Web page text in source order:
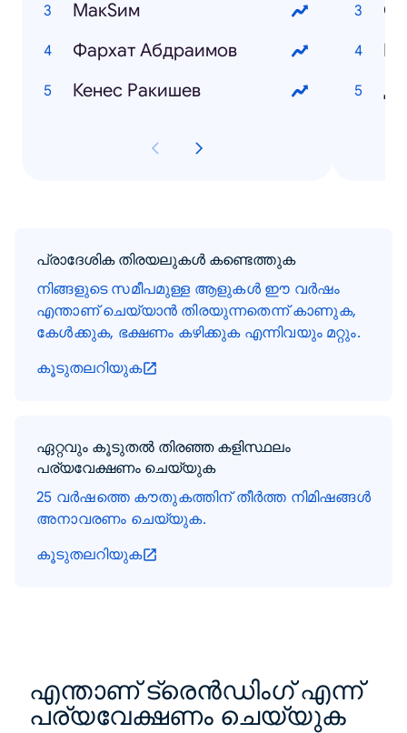
МакSим
Фархат Абдраимов
Кенес Ракишев
പ്രാദേശിക തിരയലുകൾ കണ്ടെത്തുക
നിങ്ങളുടെ സമീപമുള്ള ആളുകൾ ഈ വർഷം
എന്താണ് ചെയ്യാൻ തിരയുന്നതെന്ന് കാണുക,
കേൾക്കുക, ഭക്ഷണം കഴിക്കുക എന്നിവയും മറ്റും.
കൂടുതലറിയുക
ഏറ്റവും കൂടുതൽ തിരഞ്ഞ കളിസ്ഥലം
പര്യവേക്ഷണം ചെയ്യുക
25 വർഷത്തെ കൗതുകത്തിന് തീർത്ത നിമിഷങ്ങൾ
അനാവരണം ചെയ്യുക.
കൂടുതലറിയുക
എന്താണ് ട്രെൻഡിംഗ് എന്ന്
പര്യവേക്ഷണം ചെയ്യുക